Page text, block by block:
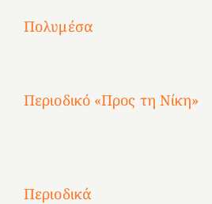
Πολυμέσα
Αγωνίστριες
Αθηνών
Αγωνίστριες
Αθηνών
Αγωνίστριες
Αθηνών
χρόνια
καρτερούμεν»
Περιοδικό «Προς τη Νίκη»
Περιοδικά
Δεκέμβριος
Μάιος
Μάρτιος